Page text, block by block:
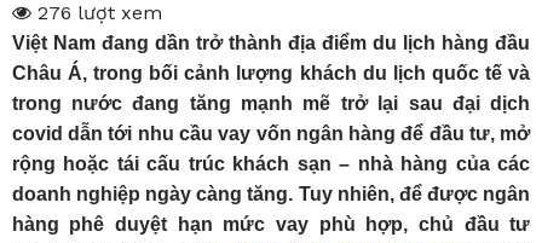
276 lượt xem
Việt Nam đang dần trở thành địa điểm du lịch hàng đầu
Châu Á, trong bối cảnh lượng khách du lịch quốc tế và
trong nước đang tăng mạnh mẽ trở lại sau đại dịch
covid dẫn tới nhu cầu vay vốn ngân hàng để đầu tư, mở
rộng hoặc tái cấu trúc khách sạn – nhà hàng của các
doanh nghiệp ngày càng tăng. Tuy nhiên, để được ngân
hàng phê duyệt hạn mức vay phù hợp, chủ đầu tư